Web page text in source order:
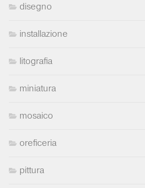
disegno
installazione
litografia
miniatura
mosaico
oreficeria
pittura